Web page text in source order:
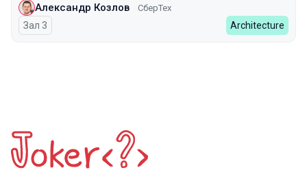
Александр Козлов СберТех
Зал 3 Architecture